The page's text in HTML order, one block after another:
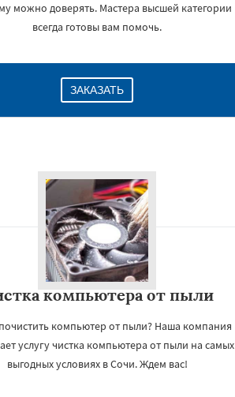
можно доверять. Мастера высшей категории
всегда готовы вам помочь.
ЗАКАЗАТЬ
компьютера от пыли
компьютер от пыли? Наша компания
услугу чистка компьютера от пыли на самых
выгодных условиях в Сочи. Ждем вас!